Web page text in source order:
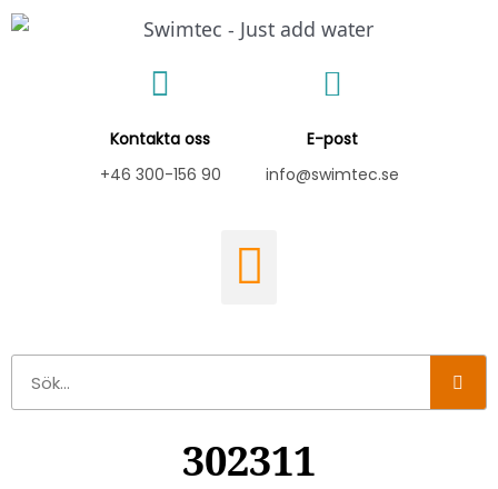
Hoppa
Kontakta oss
+46 300-156 90
E-post
info@swimtec.se
302311